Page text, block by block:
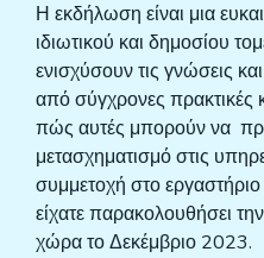
Η εκδήλωση είναι μια
ιδιωτικού και δημοσίου
ενισχύσουν τις γνώσεις
από σύγχρονες πρακτικές
πώς αυτές μπορούν να
μετασχηματισμό στις
συμμετοχή στο εργαστήριο
είχατε παρακολουθήσει
χώρα το Δεκέμβριο 2023.